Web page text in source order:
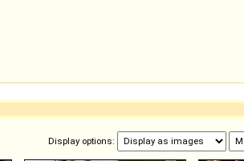
Display options: